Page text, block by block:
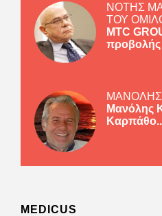
ΝΟΤΗΣ
ΤΟΥ
MTC
προβολής
Μανόλης
MEDICUS